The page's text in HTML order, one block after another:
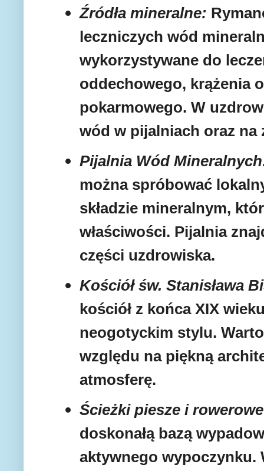
Źródła mineralne:
leczniczych wód
wykorzystywane do
oddechowego, krążenia
pokarmowego. W
wód w pijalniach oraz na
Pijalnia Wód
można spróbować
składzie mineralnym,
właściwości. Pijalnia
części uzdrowiska.
Kościół św. Stanisława
kościół z końca XIX
neogotyckim stylu.
względu na piękną
atmosferę.
Ścieżki piesze i
doskonałą bazą
aktywnego wypoczynku.